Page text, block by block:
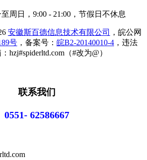
周日，9:00 - 21:00，节假日不休息
安徽斯百德信息技术有限公司
，皖公网
号 ，备案号： 皖B2-20140010-4 ，违法
hzj#spiderltd.com（#改为@）
联系我们
0551- 62586667